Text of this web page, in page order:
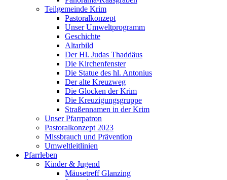
Teilgemeinde Krim
Pastoralkonzept
Unser Umweltprogramm
Geschichte
Altarbild
Der Hl. Judas Thaddäus
Die Kirchenfenster
Die Statue des hl. Antonius
Der alte Kreuzweg
Die Glocken der Krim
Die Kreuzigungsgruppe
Straßennamen in der Krim
Unser Pfarrpatron
Pastoralkonzept 2023
Missbrauch und Prävention
Umweltleitlinien
Pfarrleben
Kinder & Jugend
Mäusetreff Glanzing